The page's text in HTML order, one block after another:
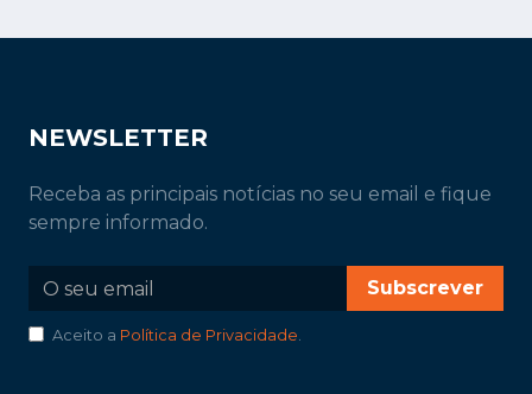
NEWSLETTER
Receba as principais notícias no seu email e fique
sempre informado.
Subscrever
Aceito a Política de Privacidade.